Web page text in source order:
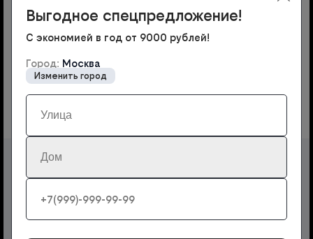
Нажимая кнопку, вы принимаете Политику обработки
персональных данных(скачать PDF)и даёте Согласие на
Выбрать город
билайн - домашний
Выгодное спецпредложение!
С экономией в год от 9000 рублей!
Город: Москва
Изменить город